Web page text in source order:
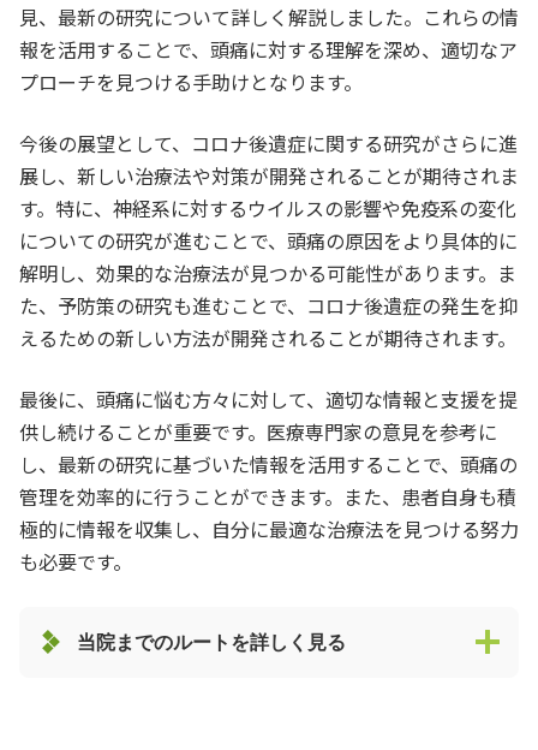
見、最新の研究について詳しく解説しました。これらの情
報を活用することで、頭痛に対する理解を深め、適切なア
プローチを見つける手助けとなります。
今後の展望として、コロナ後遺症に関する研究がさらに進
展し、新しい治療法や対策が開発されることが期待されま
す。特に、神経系に対するウイルスの影響や免疫系の変化
についての研究が進むことで、頭痛の原因をより具体的に
解明し、効果的な治療法が見つかる可能性があります。ま
た、予防策の研究も進むことで、コロナ後遺症の発生を抑
えるための新しい方法が開発されることが期待されます。
最後に、頭痛に悩む方々に対して、適切な情報と支援を提
供し続けることが重要です。医療専門家の意見を参考に
し、最新の研究に基づいた情報を活用することで、頭痛の
管理を効率的に行うことができます。また、患者自身も積
極的に情報を収集し、自分に最適な治療法を見つける努力
も必要です。
当院までのルートを詳しく見る